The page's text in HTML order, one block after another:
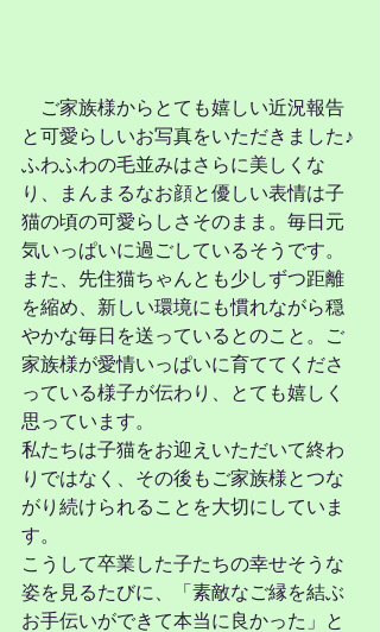
ご家族様からとても嬉しい近況報告
と可愛らしいお写真をいただきました♪
ふわふわの毛並みはさらに美しくな
り、まんまるなお顔と優しい表情は子
猫の頃の可愛らしさそのまま。毎日元
気いっぱいに過ごしているそうです。
また、先住猫ちゃんとも少しずつ距離
を縮め、新しい環境にも慣れながら穏
やかな毎日を送っているとのこと。ご
家族様が愛情いっぱいに育ててくださ
っている様子が伝わり、とても嬉しく
思っています。
私たちは子猫をお迎えいただいて終わ
りではなく、その後もご家族様とつな
がり続けられることを大切にしていま
す。
こうして卒業した子たちの幸せそうな
姿を見るたびに、「素敵なご縁を結ぶ
お手伝いができて本当に良かった」と